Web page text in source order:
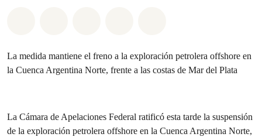
La medida mantiene el freno a la exploración petrolera offshore en
la Cuenca Argentina Norte, frente a las costas de Mar del Plata
La Cámara de Apelaciones Federal ratificó esta tarde la suspensión
de la exploración petrolera offshore en la Cuenca Argentina Norte,